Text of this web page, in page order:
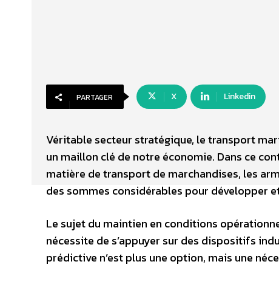
PARTAGER X Linkedin
Véritable secteur stratégique, le transport
un maillon clé de notre économie. Dans ce
matière de transport de marchandises, les
des sommes considérables pour développer
Le sujet du maintien en conditions
nécessite de s’appuyer sur des dispositifs
prédictive n’est plus une option, mais une